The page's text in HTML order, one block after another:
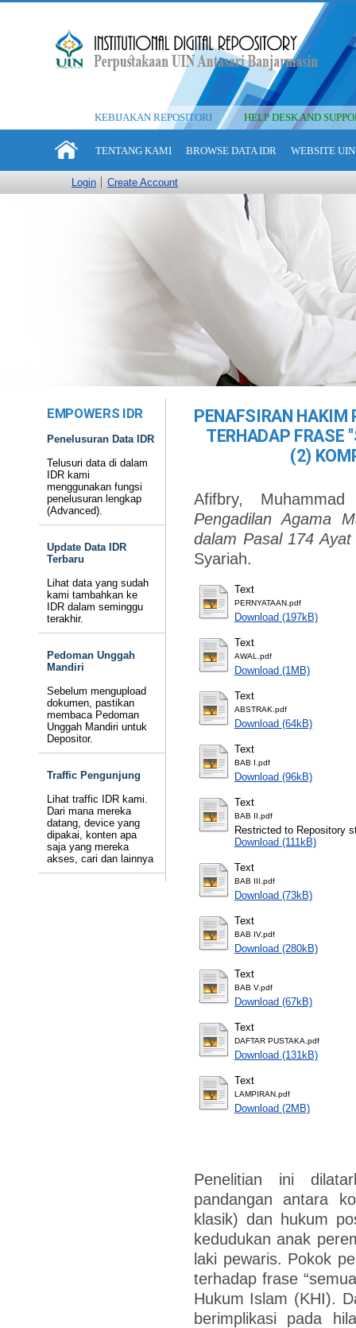
KEBIJAKAN REPOSITORI HELP DESK AND
TENTANG KAMI BROWSE DATA IDR WEBSITE
Login Create Account
EMPOWERS IDR
Penelusuran Data IDR
Telusuri data di dalam
IDR kami
menggunakan fungsi
penelusuran lengkap
(Advanced).
Update Data IDR
Terbaru
Lihat data yang sudah
kami tambahkan ke
IDR dalam seminggu
terakhir.
Pedoman Unggah
Mandiri
Sebelum mengupload
dokumen, pastikan
membaca Pedoman
Unggah Mandiri untuk
Depositor.
Traffic Pengunjung
Lihat traffic IDR kami.
Dari mana mereka
datang, device yang
dipakai, konten apa
saja yang mereka
akses, cari dan lainnya
PENAFSIRAN HAKIM
TERHADAP FRASE
(2)
Afifbry, Muhammad
Pengadilan Agama
dalam Pasal 174
Syariah.
Text
PERNYATAAN.pdf
Download (197kB)
Text
AWAL.pdf
Download (1MB)
Text
ABSTRAK.pdf
Download (64kB)
Text
BAB I.pdf
Download (96kB)
Text
BAB II.pdf
Restricted to Repository
Download (111kB)
Text
BAB III.pdf
Download (73kB)
Text
BAB IV.pdf
Download (280kB)
Text
BAB V.pdf
Download (67kB)
Text
DAFTAR PUSTAKA.pdf
Download (131kB)
Text
LAMPIRAN.pdf
Download (2MB)
Penelitian ini
pandangan antara
klasik) dan hukum
kedudukan anak
laki pewaris. Pokok
terhadap frase
Hukum Islam (KHI).
berimplikasi pada